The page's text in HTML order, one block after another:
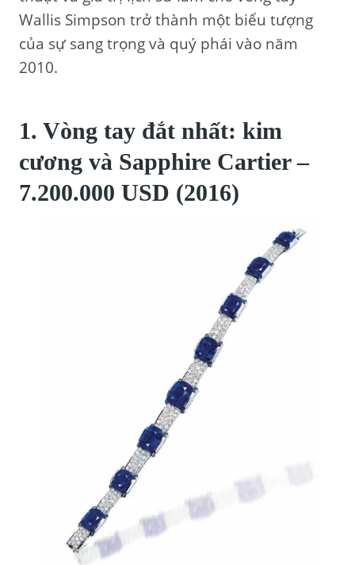
Wallis Simpson trở thành một biểu tượng
của sự sang trọng và quý phái vào năm
2010.
1. Vòng tay đắt nhất: kim
cương và Sapphire Cartier –
7.200.000 USD (2016)